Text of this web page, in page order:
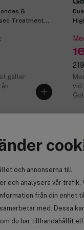
och annonserna till
och analysera vår trafik.
från din enhet
med. Dessa
du har tillhandahållit
&
Treatment
gäller
vid
(27)